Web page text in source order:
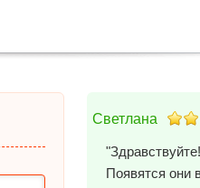
Светлана
Появятся они